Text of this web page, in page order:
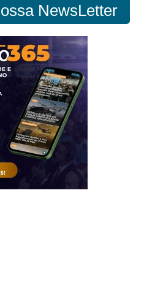
NewsLetter